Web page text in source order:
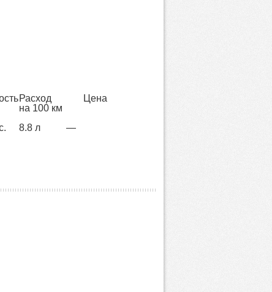
Расход
на 100 км
Цена
8.8 л —